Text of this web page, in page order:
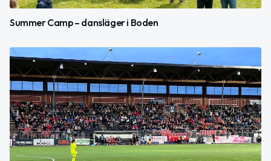
Summer Camp – dansläger i Boden